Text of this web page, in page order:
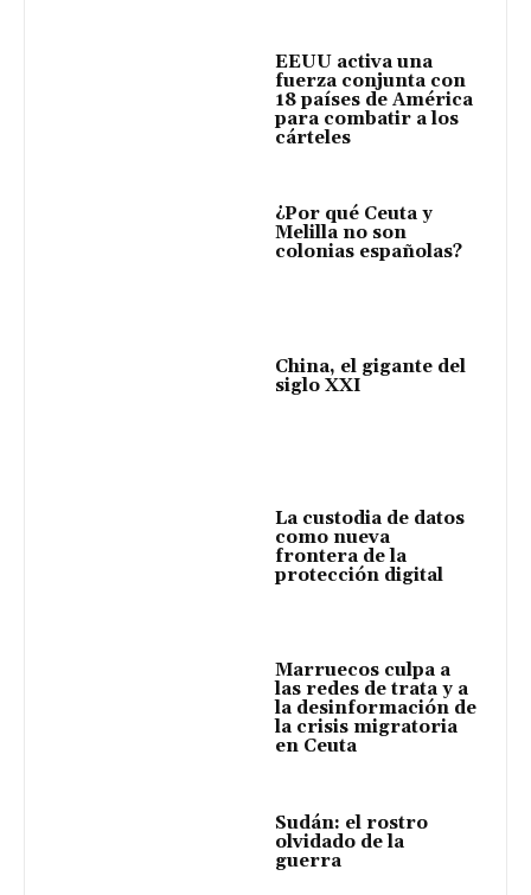
EEUU activa una
fuerza conjunta con
18 países de América
para combatir a los
cárteles
¿Por qué Ceuta y
Melilla no son
colonias españolas?
China, el gigante del
siglo XXI
La custodia de datos
como nueva
frontera de la
protección digital
Marruecos culpa a
las redes de trata y a
la desinformación de
la crisis migratoria
en Ceuta
Sudán: el rostro
olvidado de la
guerra